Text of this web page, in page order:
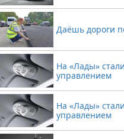
Даёшь дороги
На «Лады»
управлением
На «Лады»
управлением